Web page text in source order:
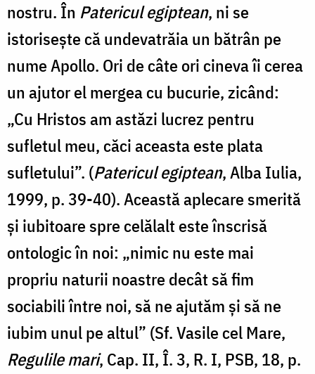
nostru. În Patericul egiptean, ni se
istorisește că undevatrăia un bătrân pe
nume Apollo. Ori de câte ori cineva îi cerea
un ajutor el mergea cu bucurie, zicând:
„Cu Hristos am astăzi lucrez pentru
sufletul meu, căci aceasta este plata
sufletului”. (Patericul egiptean, Alba Iulia,
1999, p. 39-40). Această aplecare smerită
și iubitoare spre celălalt este înscrisă
ontologic în noi: „nimic nu este mai
propriu naturii noastre decât să fim
sociabili între noi, să ne ajutăm și să ne
iubim unul pe altul” (Sf. Vasile cel Mare,
Regulile mari, Cap. II, Î. 3, R. I, PSB, 18, p.